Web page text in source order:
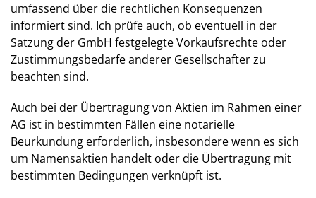
umfassend über die rechtlichen Konsequenzen
informiert sind. Ich prüfe auch, ob eventuell in der
Satzung der GmbH festgelegte Vorkaufsrechte oder
Zustimmungsbedarfe anderer Gesellschafter zu
beachten sind.
Auch bei der Übertragung von Aktien im Rahmen einer
AG ist in bestimmten Fällen eine notarielle
Beurkundung erforderlich, insbesondere wenn es sich
um Namensaktien handelt oder die Übertragung mit
bestimmten Bedingungen verknüpft ist.